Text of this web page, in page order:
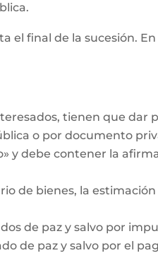
el final de la sucesión.
tienen que dar
o por documento
y debe contener la
de bienes, la
de paz y salvo por
de paz y salvo por el